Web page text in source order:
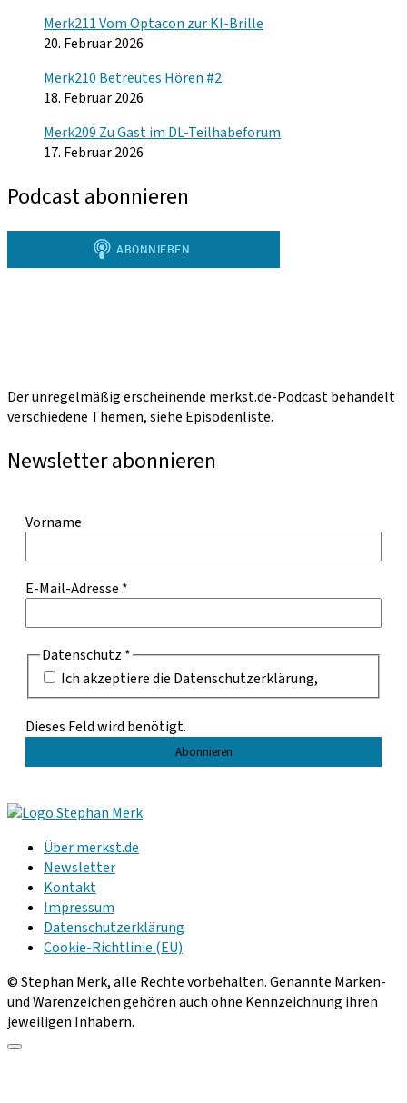
Merk211 Vom Optacon zur KI-Brille
20. Februar 2026
Merk210 Betreutes Hören #2
18. Februar 2026
Merk209 Zu Gast im DL-Teilhabeforum
17. Februar 2026
Podcast abonnieren
Der unregelmäßig erscheinende merkst.de-Podcast behandelt
verschiedene Themen, siehe Episodenliste.
Newsletter abonnieren
Vorname
E-Mail-Adresse *
Datenschutz *
Ich akzeptiere die Datenschutzerklärung,
Dieses Feld wird benötigt.
Über merkst.de
Newsletter
Kontakt
Impressum
Datenschutzerklärung
Cookie-Richtlinie (EU)
© Stephan Merk, alle Rechte vorbehalten. Genannte Marken-
und Warenzeichen gehören auch ohne Kennzeichnung ihren
jeweiligen Inhabern.
Scroll